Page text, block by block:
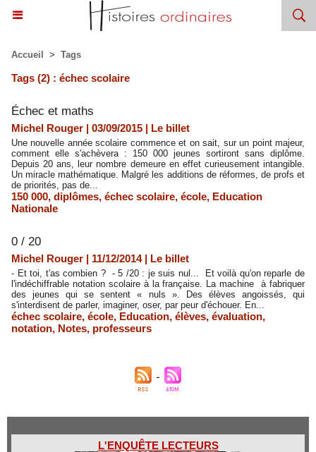
Accueil > Tags
Tags (2) : échec scolaire
​Échec et maths
Michel Rouger | 03/09/2015 | Le billet
Une nouvelle année scolaire commence et on sait, sur un point majeur,
comment elle s'achèvera : 150 000 jeunes sortiront sans diplôme.
Depuis 20 ans, leur nombre demeure en effet curieusement intangible.
Un miracle mathématique. Malgré les additions de réformes, de profs et
de priorités, pas de...
150 000, diplômes, échec scolaire, école, Education
Nationale
​0 / 20
Michel Rouger | 11/12/2014| Le billet
- Et toi, t'as combien ? - 5 /20 : je suis nul... Et voilà qu'on reparle de
l'indéchiffrable notation scolaire à la française. La machine à fabriquer
des jeunes qui se sentent « nuls ». Des élèves angoissés, qui
s'interdisent de parler, imaginer, oser, par peur d'échouer. En...
échec scolaire, école, Education, élèves, évaluation,
notation, Notes, professeurs
L'ENQUÊTE LECTEURS